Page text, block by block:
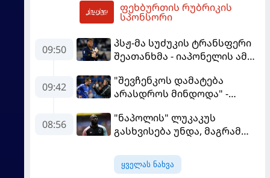
ფეხბურთის რუბრიკის
სპონსორი
09:50
პსჟ-მა სუძუკის ტრანსფერი
შეათანხმა - იაპონელის ამ
შევალიეს
გადაწყვეტილებაზე გადის
09:42
"შევჩენკოს დამატება
არასდროს მინდოდა" -
ტრანსფერი გაიხსენა
08:56
"ნაპოლის" ლუკაკუს
გასხვისება უნდა, მაგრამ
უთანხმდება
ყველას ნახვა